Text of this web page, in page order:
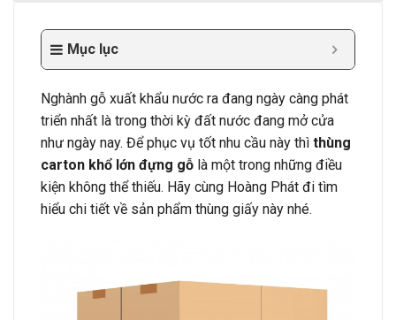
Mục lục
Nghành gỗ xuất khẩu nước ra đang ngày càng phát
triển nhất là trong thời kỳ đất nước đang mở cửa
như ngày nay. Để phục vụ tốt nhu cầu này thì thùng
carton khổ lớn đựng gỗ là một trong những điều
kiện không thể thiếu. Hãy cùng Hoàng Phát đi tìm
hiểu chi tiết về sản phẩm thùng giấy này nhé.